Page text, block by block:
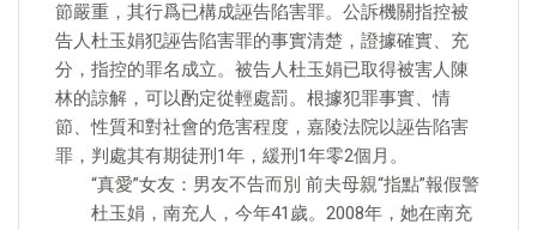
節嚴重，其行爲已構成誣告陷害罪。公訴機關指控被
告人杜玉娟犯誣告陷害罪的事實清楚，證據確實、充
分，指控的罪名成立。被告人杜玉娟已取得被害人陳
林的諒解，可以酌定從輕處罰。根據犯罪事實、情
節、性質和對社會的危害程度，嘉陵法院以誣告陷害
罪，判處其有期徒刑1年，緩刑1年零2個月。
“真愛”女友：男友不告而別 前夫母親“指點”報假警
杜玉娟，南充人，今年41歲。2008年，她在南充